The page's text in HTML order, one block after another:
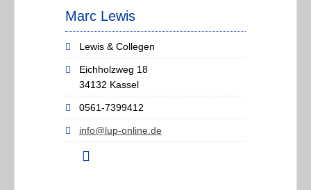
Marc Lewis
Lewis & Collegen
Eichholzweg 18
34132 Kassel
0561-7399412
info@lup-online.de